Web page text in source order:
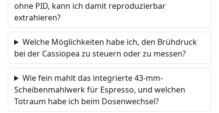
ohne PID, kann ich damit reproduzierbar
extrahieren?
Welche Möglichkeiten habe ich, den Brühdruck
bei der Cassiopea zu steuern oder zu messen?
Wie fein mahlt das integrierte 43-mm-
Scheibenmahlwerk für Espresso, und welchen
Totraum habe ich beim Dosenwechsel?